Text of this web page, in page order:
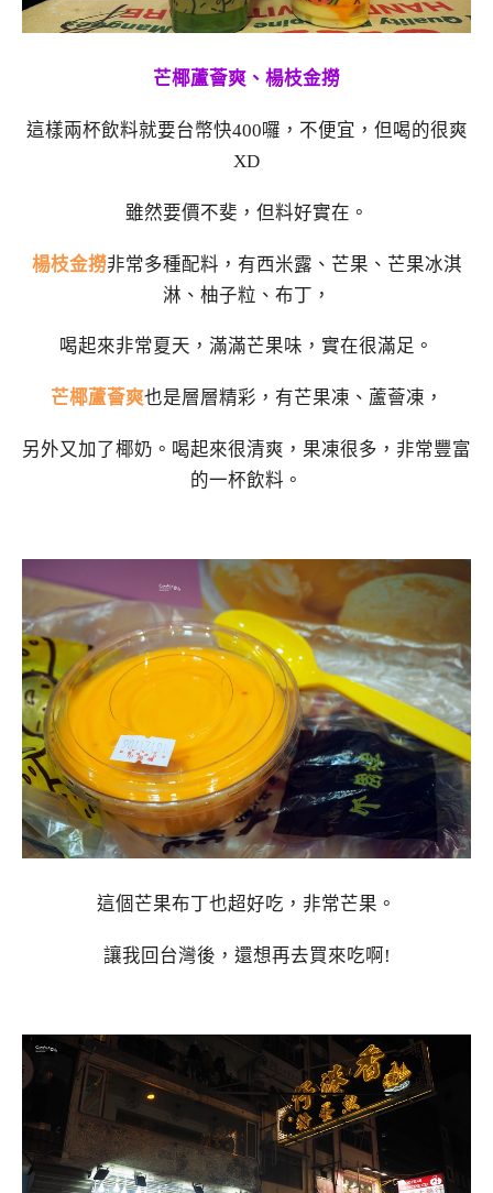
芒椰蘆薈爽、楊枝金撈
這樣兩杯飲料就要台幣快400囉，不便宜，但喝的很爽
XD
雖然要價不斐，但料好實在。
楊枝金撈非常多種配料，有西米露、芒果、芒果冰淇
淋、柚子粒、布丁，
喝起來非常夏天，滿滿芒果味，實在很滿足。
芒椰蘆薈爽也是層層精彩，有芒果凍、蘆薈凍，
另外又加了椰奶。喝起來很清爽，果凍很多，非常豐富
的一杯飲料。
這個芒果布丁也超好吃，非常芒果。
讓我回台灣後，還想再去買來吃啊!